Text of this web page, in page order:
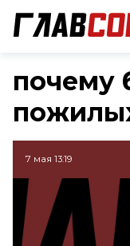
почему
7 мая 13:19